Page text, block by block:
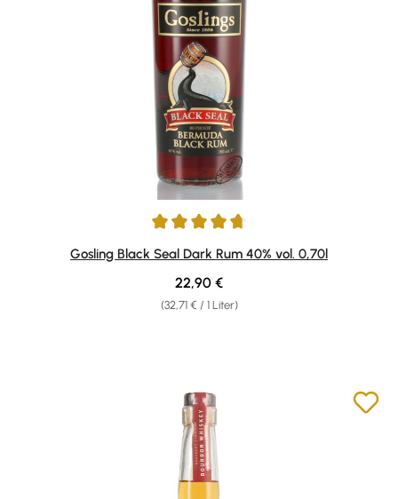
Durchschnittliche Bewertung von 4.7 von 5 Sternen
Gosling Black Seal Dark Rum 40% vol. 0,70l
(32,71 € / 1 Liter)
Regulärer Preis:
22,90 €